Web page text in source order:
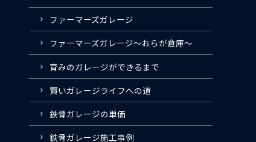
ファーマーズガレージ
ファーマーズガレージ〜おらが倉庫〜
育みのガレージができるまで
賢いガレージライフへの道
鉄骨ガレージの単価
鉄骨ガレージ施工事例